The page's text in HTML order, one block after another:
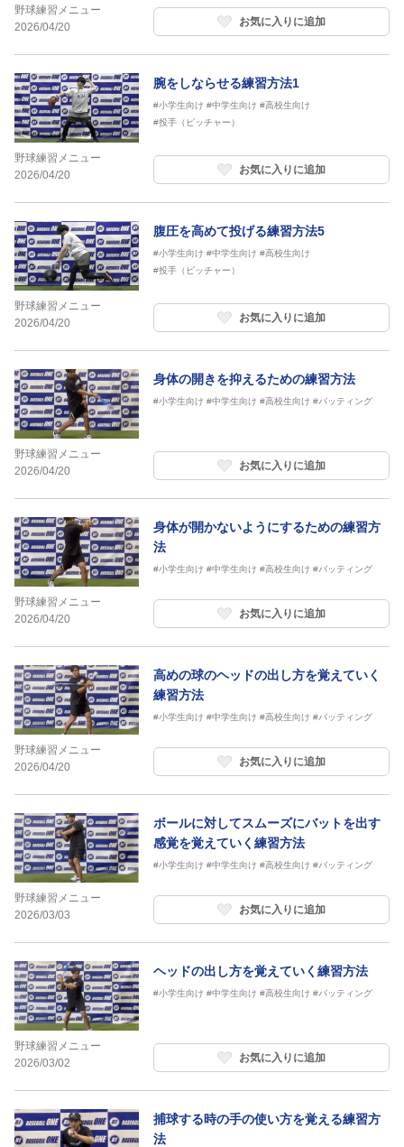
野球練習メニュー
2026/04/20
お気に入りに追加
野球練習メニュー
2026/04/20
腕をしならせる練習方法1
#小学生向け #中学生向け #高校生向け
#投手（ピッチャー）
お気に入りに追加
野球練習メニュー
2026/04/20
腹圧を高めて投げる練習方法5
#小学生向け #中学生向け #高校生向け
#投手（ピッチャー）
お気に入りに追加
野球練習メニュー
2026/04/20
身体の開きを抑えるための練習方法
#小学生向け #中学生向け #高校生向け #バッティング
お気に入りに追加
野球練習メニュー
2026/04/20
身体が開かないようにするための練習方
法
#小学生向け #中学生向け #高校生向け #バッティング
お気に入りに追加
野球練習メニュー
2026/04/20
高めの球のヘッドの出し方を覚えていく
練習方法
#小学生向け #中学生向け #高校生向け #バッティング
お気に入りに追加
野球練習メニュー
2026/03/03
ボールに対してスムーズにバットを出す
感覚を覚えていく練習方法
#小学生向け #中学生向け #高校生向け #バッティング
お気に入りに追加
野球練習メニュー
2026/03/02
ヘッドの出し方を覚えていく練習方法
#小学生向け #中学生向け #高校生向け #バッティング
お気に入りに追加
捕球する時の手の使い方を覚える練習方
法